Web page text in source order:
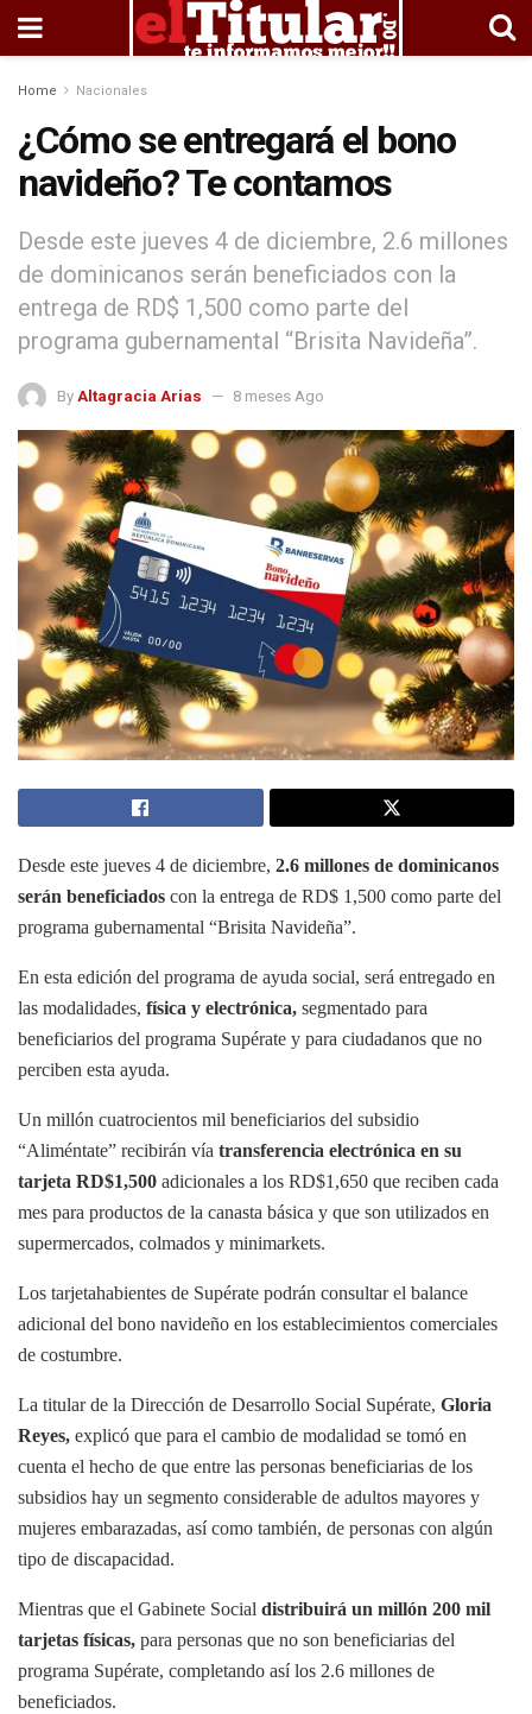
Home Nacionales
¿Cómo se entregará el bono
navideño? Te contamos
Desde este jueves 4 de diciembre, 2.6 millones
de dominicanos serán beneficiados con la
entrega de RD$ 1,500 como parte del
programa gubernamental “Brisita Navideña”.
By Altagracia Arias 8 meses Ago
Desde este jueves 4 de diciembre, 2.6 millones de dominicanos
serán beneficiados con la entrega de RD$ 1,500 como parte del
programa gubernamental “Brisita Navideña”.
En esta edición del programa de ayuda social, será entregado en
las modalidades, física y electrónica, segmentado para
beneficiarios del programa Supérate y para ciudadanos que no
perciben esta ayuda.
Un millón cuatrocientos mil beneficiarios del subsidio
“Aliméntate” recibirán vía transferencia electrónica en su
tarjeta RD$1,500 adicionales a los RD$1,650 que reciben cada
mes para productos de la canasta básica y que son utilizados en
supermercados, colmados y minimarkets.
Los tarjetahabientes de Supérate podrán consultar el balance
adicional del bono navideño en los establecimientos comerciales
de costumbre.
La titular de la Dirección de Desarrollo Social Supérate, Gloria
Reyes, explicó que para el cambio de modalidad se tomó en
cuenta el hecho de que entre las personas beneficiarias de los
subsidios hay un segmento considerable de adultos mayores y
mujeres embarazadas, así como también, de personas con algún
tipo de discapacidad.
Mientras que el Gabinete Social distribuirá un millón 200 mil
tarjetas físicas, para personas que no son beneficiarias del
programa Supérate, completando así los 2.6 millones de
beneficiados.